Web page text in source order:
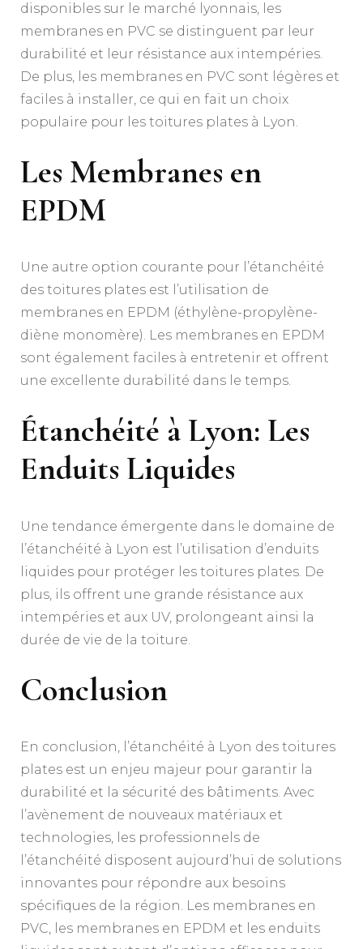
disponibles sur le marché lyonnais, les
membranes en PVC se distinguent par leur
durabilité et leur résistance aux intempéries.
De plus, les membranes en PVC sont légères et
faciles à installer, ce qui en fait un choix
populaire pour les toitures plates à Lyon.
Les Membranes en
EPDM
Une autre option courante pour l’étanchéité
des toitures plates est l’utilisation de
membranes en EPDM (éthylène-propylène-
diène monomère). Les membranes en EPDM
sont également faciles à entretenir et offrent
une excellente durabilité dans le temps.
Étanchéité à Lyon: Les
Enduits Liquides
Une tendance émergente dans le domaine de
l’étanchéité à Lyon est l’utilisation d’enduits
liquides pour protéger les toitures plates. De
plus, ils offrent une grande résistance aux
intempéries et aux UV, prolongeant ainsi la
durée de vie de la toiture.
Conclusion
En conclusion, l’étanchéité à Lyon des toitures
plates est un enjeu majeur pour garantir la
durabilité et la sécurité des bâtiments. Avec
l’avènement de nouveaux matériaux et
technologies, les professionnels de
l’étanchéité disposent aujourd’hui de solutions
innovantes pour répondre aux besoins
spécifiques de la région. Les membranes en
PVC, les membranes en EPDM et les enduits